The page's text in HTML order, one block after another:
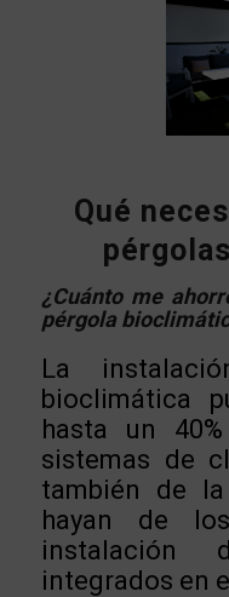
Qué
¿Cuánto me
pérgola
La
bioclimática
hasta un
sistemas de
también de
hayan de
instalación
integrados en